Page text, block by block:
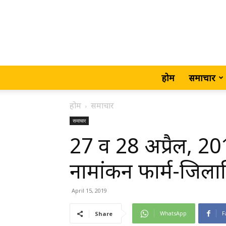
होम समाचार
होम समाचार
समाचार
27 व 28 अप्रैल,
नामांकन फार्म-
April 15, 2019
Share WhatsApp